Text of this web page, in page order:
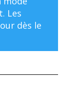
Les
dès le